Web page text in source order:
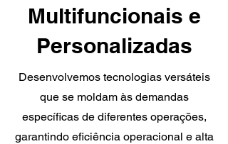
Multifuncionais e
Personalizadas
Desenvolvemos tecnologias versáteis
que se moldam às demandas
específicas de diferentes operações,
garantindo eficiência operacional e alta